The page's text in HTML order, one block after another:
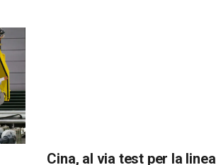
Cina, al via test per la linea